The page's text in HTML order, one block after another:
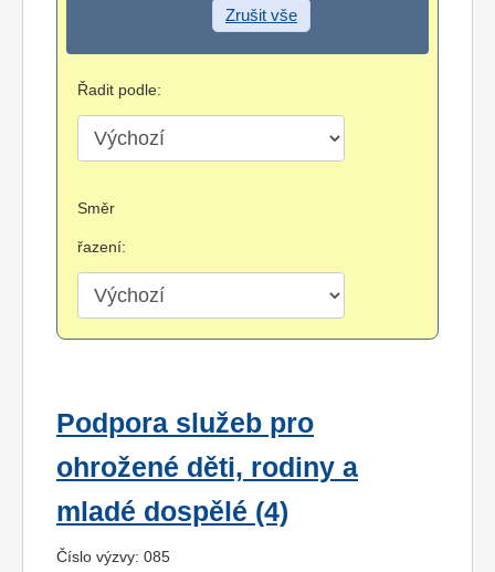
Zrušit vše
Řadit podle:
Směr
řazení:
Podpora služeb pro
ohrožené děti, rodiny a
mladé dospělé (4)
Číslo výzvy: 085